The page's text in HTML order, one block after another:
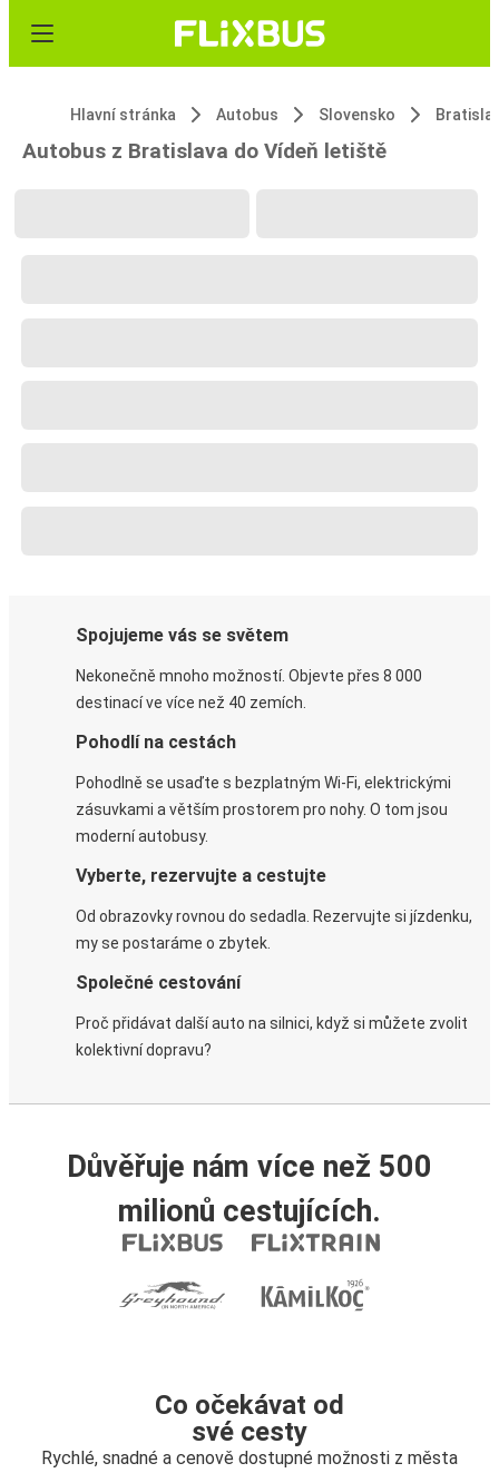
Hlavní stránka Autobus Slovensko
Autobus z Bratislava do Vídeň letiště
Spojujeme vás se světem
Nekonečně mnoho možností. Objevte přes 8 000
destinací ve více než 40 zemích.
Pohodlí na cestách
Pohodlně se usaďte s bezplatným Wi-Fi, elektrickými
zásuvkami a větším prostorem pro nohy. O tom jsou
moderní autobusy.
Vyberte, rezervujte a cestujte
Od obrazovky rovnou do sedadla. Rezervujte si jízdenku,
my se postaráme o zbytek.
Společné cestování
Proč přidávat další auto na silnici, když si můžete zvolit
kolektivní dopravu?
Důvěřuje nám více než 500
milionů cestujících.
Co očekávat od
své cesty
Rychlé, snadné a cenově dostupné možnosti z města